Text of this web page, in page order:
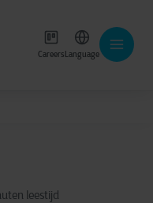
CareersLanguage
leestijd